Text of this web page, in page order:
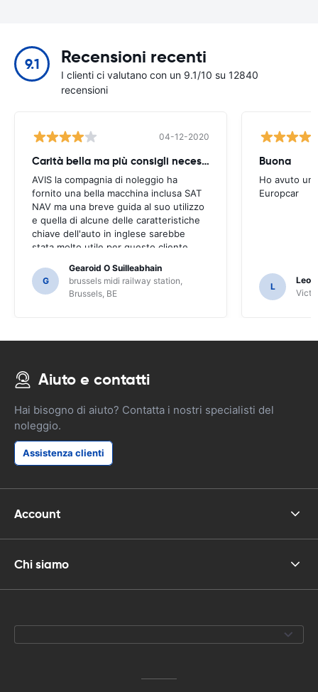
9.1 Recensioni recenti
I clienti ci valutano con un 9.1/10 su 12840
recensioni
04-12-2020
Carità bella ma più consigli necessari
AVIS la compagnia di noleggio ha
fornito una bella macchina inclusa SAT
NAV ma una breve guida al suo utilizzo
e quella di alcune delle caratteristiche
chiave dell'auto in inglese sarebbe
stata molto utile per questo cliente.
numero di locali per la guida e solo per
che non avremmo potuto capire le
funzioni del SAT NAV.
G
Gearoid O Suilleabhain
brussels midi railway station,
Brussels, BE
Buona
Ho avuto
Europcar
L
Aiuto e contatti
Hai bisogno di aiuto? Contatta i nostri specialisti del
noleggio.
Assistenza clienti
Account
Chi siamo